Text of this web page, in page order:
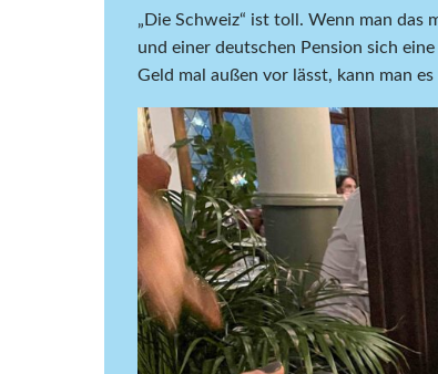
„Die Schweiz“ ist toll. Wenn man das
und einer deutschen Pension sich
Geld mal außen vor lässt, kann man